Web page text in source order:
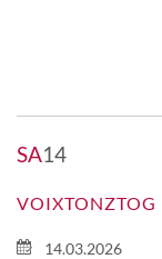
SA14
VOIXTONZTOG
14.03.2026